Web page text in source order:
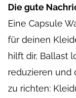
Die gute
Eine Capsule
für deinen
hilft dir, Ballast
reduzieren und
zu richten: